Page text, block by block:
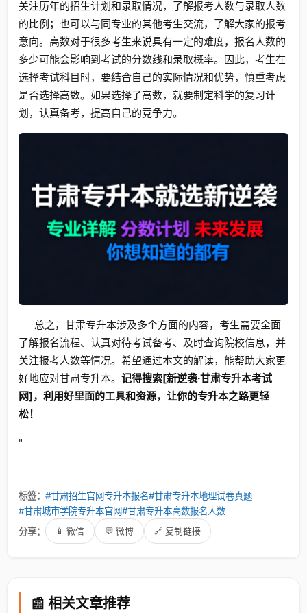
关注历年的招生计划和录取情况，了解报考人数与录取人数
的比例；也可以与同专业的其他考生交流，了解大家的报考
意向。高数对于很多考生来说具有一定的难度，报名人数的
多少可能会影响到考试的分数线和录取概率。因此，考生在
选择考试科目时，要结合自己的实际情况和优势，慎重考虑
是否选择高数。如果选择了高数，就要制定科学的复习计
划，认真备考，提高自己的竞争力。
总之，甘肃专升本涉及多个方面的内容，考生需要全面
了解报名流程、认真对待考试备考、及时查询院校信息，并
关注报考人数等情况。希望通过本文的解读，能帮助大家更
好地应对甘肃专升本。 记得搜索[新逆袭·甘肃专升本考试
网]，利用好里面的工具和资源，让你的专升本之路更轻
松！
"
标签： #甘肃招生官网专升本报名#甘肃专升本地理试卷真题
#甘肃城市学院专升本官网#甘肃专升本高数报名人数
分享：
📱 微信 💬 微博 🔗 复制链接
📰 相关文章推荐